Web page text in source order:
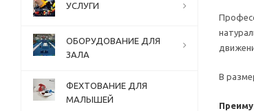
В
УСЛУГИ
ОБОРУДОВАНИЕ ДЛЯ
ЗАЛА
ФЕХТОВАНИЕ ДЛЯ
МАЛЫШЕЙ